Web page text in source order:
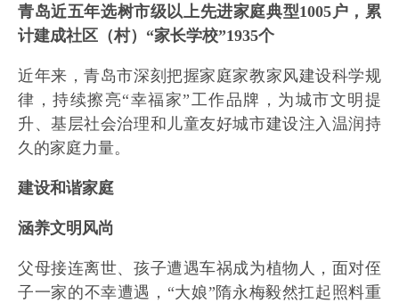
青岛近五年选树市级以上先进家庭典型1005户，累
计建成社区（村）“家长学校”1935个
近年来，青岛市深刻把握家庭家教家风建设科学规
律，持续擦亮“幸福家”工作品牌，为城市文明提
升、基层社会治理和儿童友好城市建设注入温润持
久的家庭力量。
建设和谐家庭
涵养文明风尚
父母接连离世、孩子遭遇车祸成为植物人，面对侄
子一家的不幸遭遇，“大娘”隋永梅毅然扛起照料重